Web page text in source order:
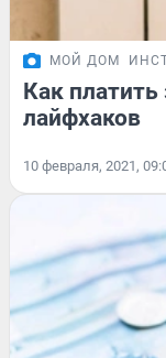
МОЙ ДОМ
Как
лайфхаков
10 февраля, 2021,